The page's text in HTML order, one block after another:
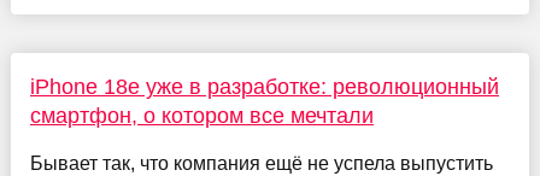
iPhone 18e уже в разработке: революционный
смартфон, о котором все мечтали
Бывает так, что компания ещё не успела выпустить